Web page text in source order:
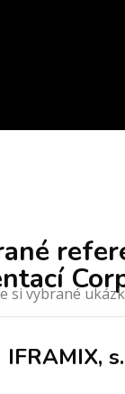
si vybrané
IFRAMIX,